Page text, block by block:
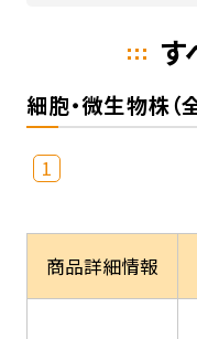
細胞・微生物株（
1
商品詳細情報